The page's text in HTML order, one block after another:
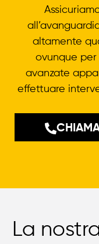
altamente
ovunque per
avanzate
effettuare
La